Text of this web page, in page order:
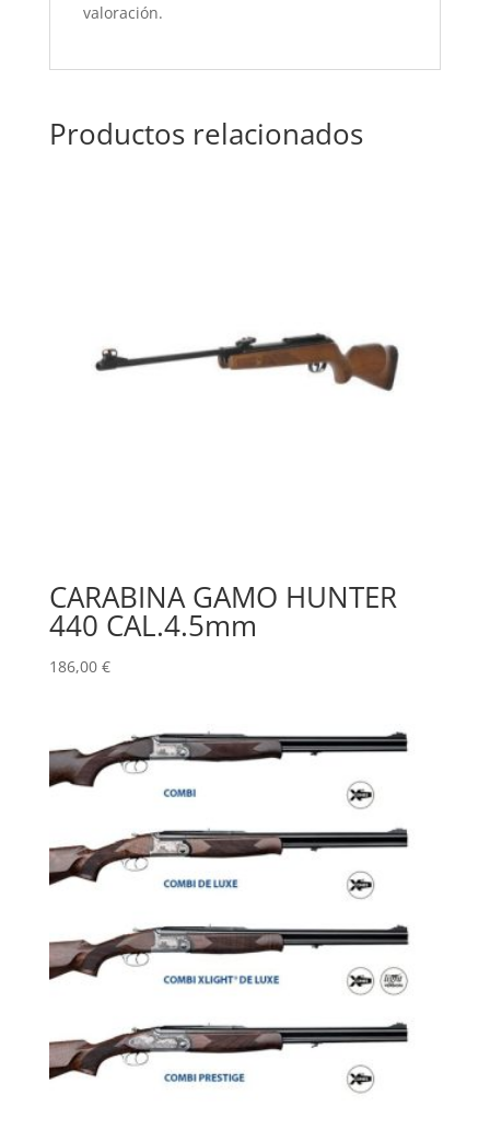
valoración.
Productos relacionados
CARABINA GAMO HUNTER
440 CAL.4.5mm
186,00 €